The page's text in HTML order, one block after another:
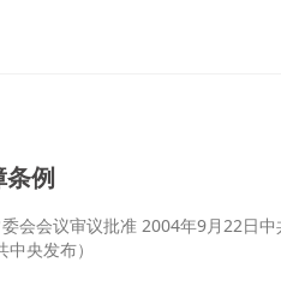
例
委会会议审议批准 2004年9月22日
央发布）